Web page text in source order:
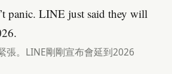
panic. LINE just said they will
張。LINE剛剛宣布會延到2026